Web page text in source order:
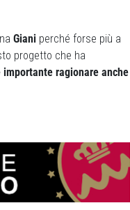
Giani perché forse più a
progetto che ha
ragionare anche